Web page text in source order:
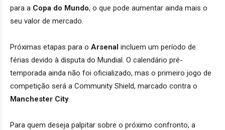
para a Copa do Mundo, o que pode aumentar ainda mais o
seu valor de mercado.
Próximas etapas para o Arsenal incluem um período de
férias devido à disputa do Mundial. O calendário pré-
temporada ainda não foi oficializado, mas o primeiro jogo de
competição será a Community Shield, marcado contra o
Manchester City
Para quem deseja palpitar sobre o próximo confronto, a